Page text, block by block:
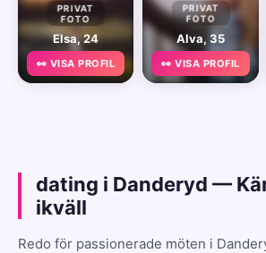
PRIVAT
FOTO
Elsa, 24
👀 VISA PROFIL
PRIVAT
FOTO
Alva, 35
👀 VISA PROFIL
dating i Danderyd —
ikväll
Redo för passionerade möten i